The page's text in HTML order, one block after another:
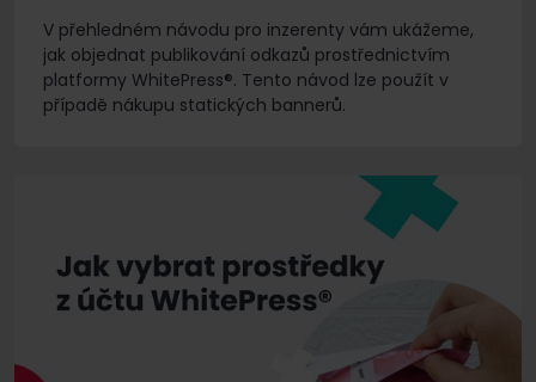
V přehledném návodu pro inzerenty vám ukážeme,
jak objednat publikování odkazů prostřednictvím
platformy WhitePress®. Tento návod lze použít v
případě nákupu statických bannerů.